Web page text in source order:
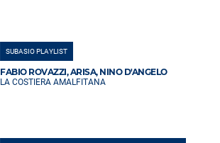
SUBASIO PLAYLIST
FABIO ROVAZZI, ARISA, NINO D'ANGELO
LA COSTIERA AMALFITANA